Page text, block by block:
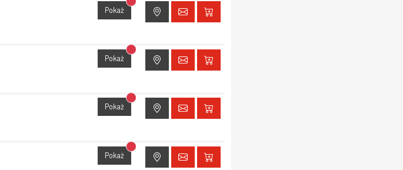
Pokaż Brak dostępu do lokalizacji
Pokaż Brak dostępu do lokalizacji
Pokaż Brak dostępu do lokalizacji
Pokaż Brak dostępu do lokalizacji